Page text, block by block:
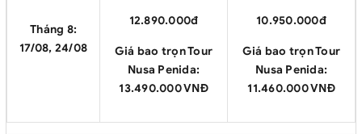
Tháng 8:
17/08, 24/08
12.890.000đ
Giá bao trọn Tour
Nusa Penida:
13.490.000 VNĐ
10.950.000đ
Giá bao trọn Tour
Nusa Penida:
11.460.000 VNĐ